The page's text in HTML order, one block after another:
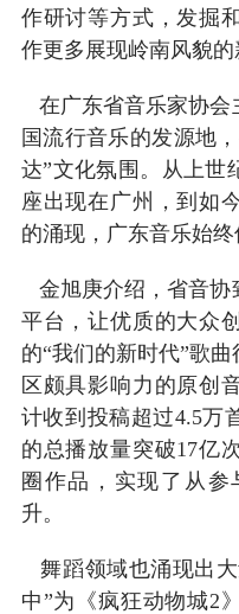
作研讨等方式，发掘
作更多展现岭南风貌的
在广东省音乐家协会
国流行音乐的发源地
达”文化氛围。从上世
座出现在广州，到如
的涌现，广东音乐始终
金旭庚介绍，省音协
平台，让优质的大众
的“我们的新时代”歌
区颇具影响力的原创
计收到投稿超过4.5万
的总播放量突破17亿
圈作品，实现了从
升。
舞蹈领域也涌现出大
中”为《疯狂动物城2